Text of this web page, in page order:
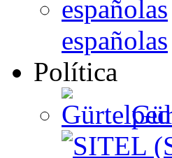
españolas
Política